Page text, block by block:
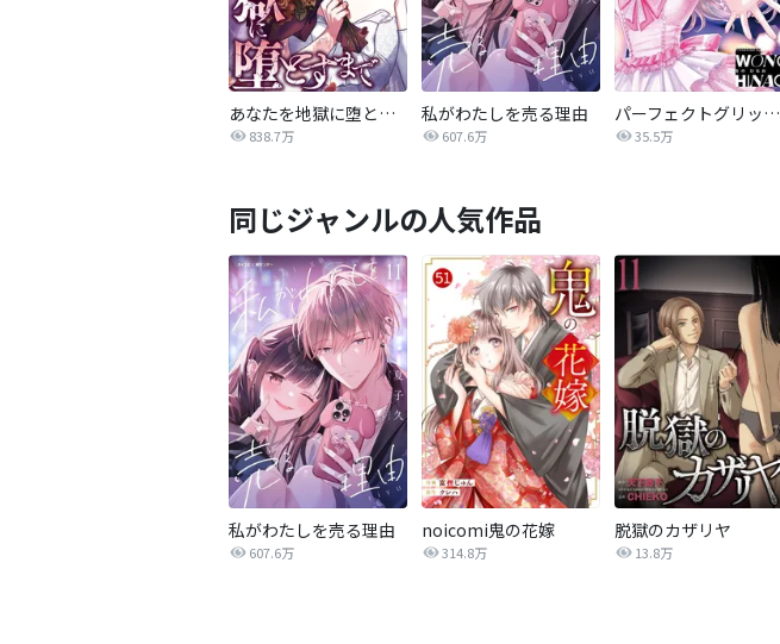
あなたを地獄に堕とすまで
838.7万
私がわたしを売る理由
607.6万
パーフェクトグリッター
35.5万
同じジャンルの人気作品
私がわたしを売る理由
607.6万
noicomi鬼の花嫁
314.8万
脱獄のカザリヤ
13.8万